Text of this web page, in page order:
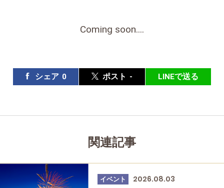
Coming soon....
シェア 0 ポスト - LINEで送る
関連記事
イベント 2026.08.03